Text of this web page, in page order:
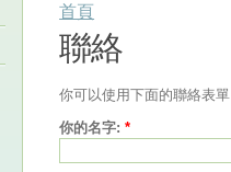
首頁
聯絡
你可以使用下面的聯絡表
你的名字:*